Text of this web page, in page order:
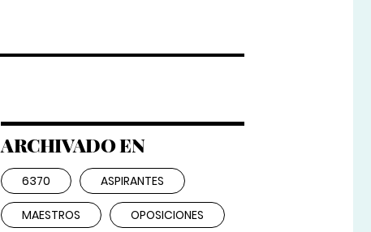
ARCHIVADO EN
6370 ASPIRANTES
MAESTROS OPOSICIONES